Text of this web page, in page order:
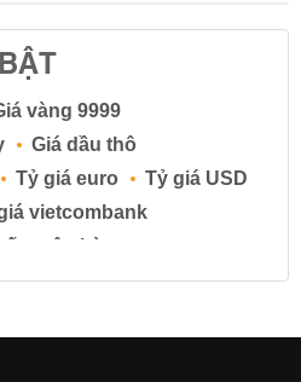
vàng 9999
Giá dầu thô
Tỷ giá euro
Tỷ giá USD
vietcombank
ngân hàng
suất tiền gửi